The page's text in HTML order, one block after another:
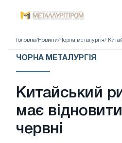
Головна/ Новини/Чорна металургія/
ЧОРНА МЕТАЛУРГІЯ
Китайський
має
червні